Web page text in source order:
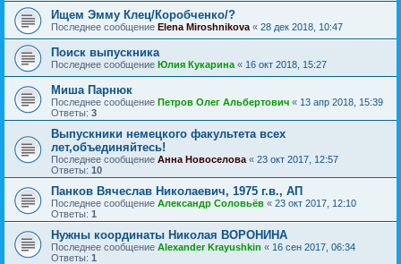
Ищем Эмму Клец/Коробченко/?
Последнее сообщение Elena Miroshnikova « 28 дек 2018, 10:47
Поиск выпускника
Последнее сообщение Юлия Кукарина « 16 окт 2018, 15:27
Миша Парнюк
Последнее сообщение Петров Олег Альбертович « 13 апр 2018, 15:39
Ответы: 3
Выпускники немецкого факультета всех
лет,объединяйтесь!
Последнее сообщение Анна Новоселова « 23 окт 2017, 12:57
Ответы: 10
Панков Вячеслав Николаевич, 1975 г.в., АП
Последнее сообщение Александр Соловьёв « 23 окт 2017, 12:10
Ответы: 1
Нужны координаты Николая ВОРОНИНА
Последнее сообщение Alexander Krayushkin « 16 сен 2017, 06:34
Ответы: 1